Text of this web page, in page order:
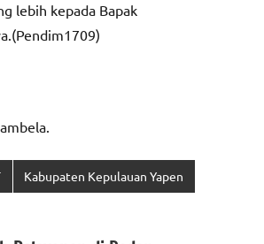
lebih kepada Bapak
Kabupaten Kepulauan Yapen